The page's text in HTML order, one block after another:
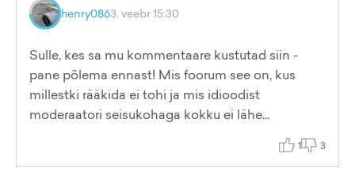
henry0863. veebr 15:30
Sulle, kes sa mu kommentaare kustutad siin -
pane põlema ennast! Mis foorum see on, kus
millestki rääkida ei tohi ja mis idioodist
moderaatori seisukohaga kokku ei lähe...
1 3